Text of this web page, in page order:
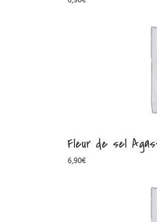
Fleur de sel
6,90€